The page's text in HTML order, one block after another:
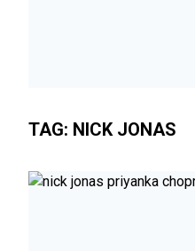
TAG: NICK JONAS